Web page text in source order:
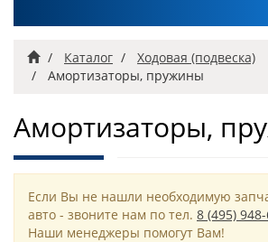
ГлавнаяКаталог
Ходовая (подвеска)
Амортизаторы, пружины
Амортизаторы,
Если Вы не нашли необходимую
авто - звоните нам по тел. 8 (495)
Наши менеджеры помогут Вам!